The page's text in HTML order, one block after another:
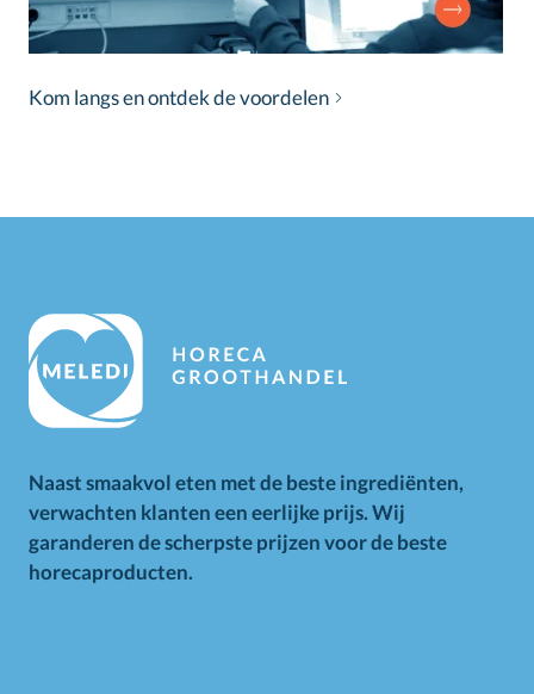
Kom langs en ontdek de voordelen
Naast smaakvol eten met de beste ingrediënten,
verwachten klanten een eerlijke prijs. Wij
garanderen de scherpste prijzen voor de beste
horecaproducten.